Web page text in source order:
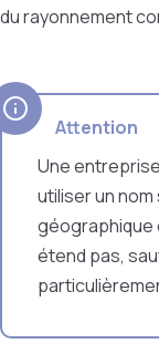
du rayonnement
Attention
Une
utiliser un nom
géographique
étend pas,